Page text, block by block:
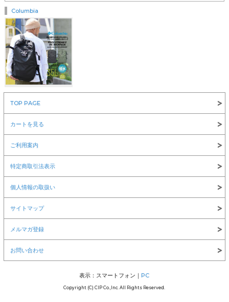
Columbia
NEW ERA(ニューエラ)
LOS ANGELES APPAREL(ロサンゼルスアパレル)
TOP PAGE
カートを見る
ご利用案内
特定商取引法表示
個人情報の取扱い
サイトマップ
メルマガ登録
お問い合わせ
表示：スマートフォン｜PC
Copyright (C) CIP Co.,Inc. All Rights Reserved.